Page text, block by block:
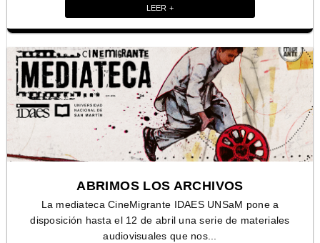
LEER +
ABRIMOS LOS ARCHIVOS
La mediateca CineMigrante IDAES UNSaM pone a
disposición hasta el 12 de abril una serie de materiales
audiovisuales que nos...